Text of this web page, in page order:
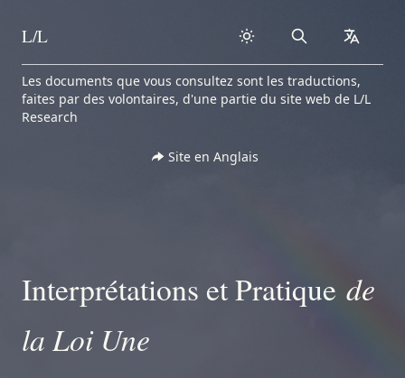
Skip to content
L/L Search
Les documents que vous consultez sont les traductions,
faites par des volontaires, d'une partie du site web de L/L
Research
Site en Anglais
Interprétations et Pratique de
la Loi Une